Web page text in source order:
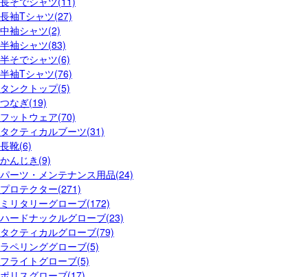
長袖Tシャツ(27)
中袖シャツ(2)
半袖シャツ(83)
半そでシャツ(6)
半袖Tシャツ(76)
タンクトップ(5)
つなぎ(19)
フットウェア(70)
タクティカルブーツ(31)
長靴(6)
かんじき(9)
パーツ・メンテナンス用品(24)
プロテクター(271)
ミリタリーグローブ(172)
ハードナックルグローブ(23)
タクティカルグローブ(79)
ラペリンググローブ(5)
フライトグローブ(5)